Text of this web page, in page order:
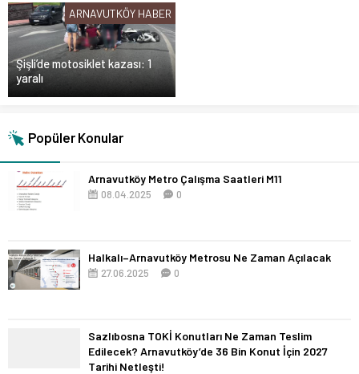
ARNAVUTKÖY HABER
Şişli’de motosiklet kazası: 1
yaralı
Popüler Konular
Arnavutköy Metro Çalışma Saatleri M11
08.04.2025 0
Halkalı–Arnavutköy Metrosu Ne Zaman Açılacak
27.06.2025 0
Sazlıbosna TOKİ Konutları Ne Zaman Teslim
Edilecek? Arnavutköy’de 36 Bin Konut İçin 2027
Tarihi Netleşti!